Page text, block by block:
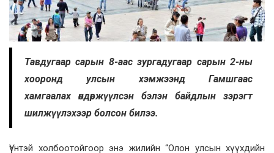
Тавдугаар сарын 8-аас зургадугаар сарын 2-ны
хооронд улсын хэмжээнд Гамшгаас
хамгаалах өндөржүүлсэн бэлэн байдлын зэрэгт
шилжүүлэхээр болсон билээ.
Үүнтэй холбоотойгоор энэ жилийн “Олон улсын хүүхдийн